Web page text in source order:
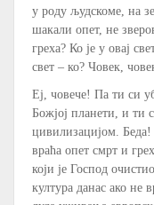
у роду људскоме, на
шакали опет, не
греха? Ко је у овај
свет – ко? Човек,
Еј, човече! Па ти си
Божјој планети, и ти
цивилизацијом. Беда!
враћа опет смрт и
који је Господ
култура данас ако не